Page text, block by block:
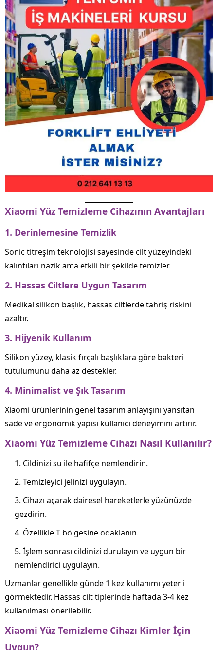
Xiaomi Yüz Temizleme Cihazının Avantajları
1. Derinlemesine Temizlik
Sonic titreşim teknolojisi sayesinde cilt yüzeyindeki
kalıntıları nazik ama etkili bir şekilde temizler.
2. Hassas Ciltlere Uygun Tasarım
Medikal silikon başlık, hassas ciltlerde tahriş riskini
azaltır.
3. Hijyenik Kullanım
Silikon yüzey, klasik fırçalı başlıklara göre bakteri
tutulumunu daha az destekler.
4. Minimalist ve Şık Tasarım
Xiaomi ürünlerinin genel tasarım anlayışını yansıtan
sade ve ergonomik yapısı kullanıcı deneyimini artırır.
Xiaomi Yüz Temizleme Cihazı Nasıl Kullanılır?
Cildinizi su ile hafifçe nemlendirin.
Temizleyici jelinizi uygulayın.
Cihazı açarak dairesel hareketlerle yüzünüzde
gezdirin.
Özellikle T bölgesine odaklanın.
İşlem sonrası cildinizi durulayın ve uygun bir
nemlendirici uygulayın.
Uzmanlar genellikle günde 1 kez kullanımı yeterli
görmektedir. Hassas cilt tiplerinde haftada 3-4 kez
kullanılması önerilebilir.
Xiaomi Yüz Temizleme Cihazı Kimler İçin
Uygun?